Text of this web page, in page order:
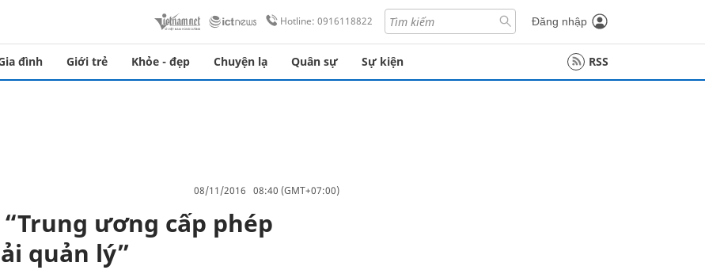
Hotline: 0916118822 Đăng nhập
đình Giới trẻ Khỏe - đẹp Chuyện lạ Quân sự Sự kiện RSS
08/11/2016 08:40 (GMT+07:00)
ương cấp phép
quản lý”